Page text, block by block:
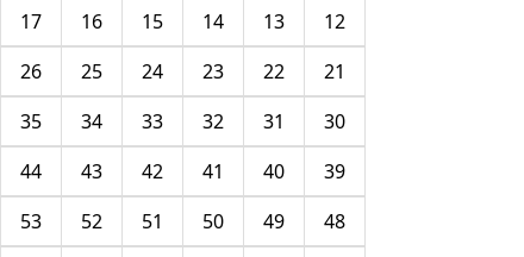
12
13
14
15
16
17
21
22
23
24
25
26
30
31
32
33
34
35
39
40
41
42
43
44
48
49
50
51
52
53